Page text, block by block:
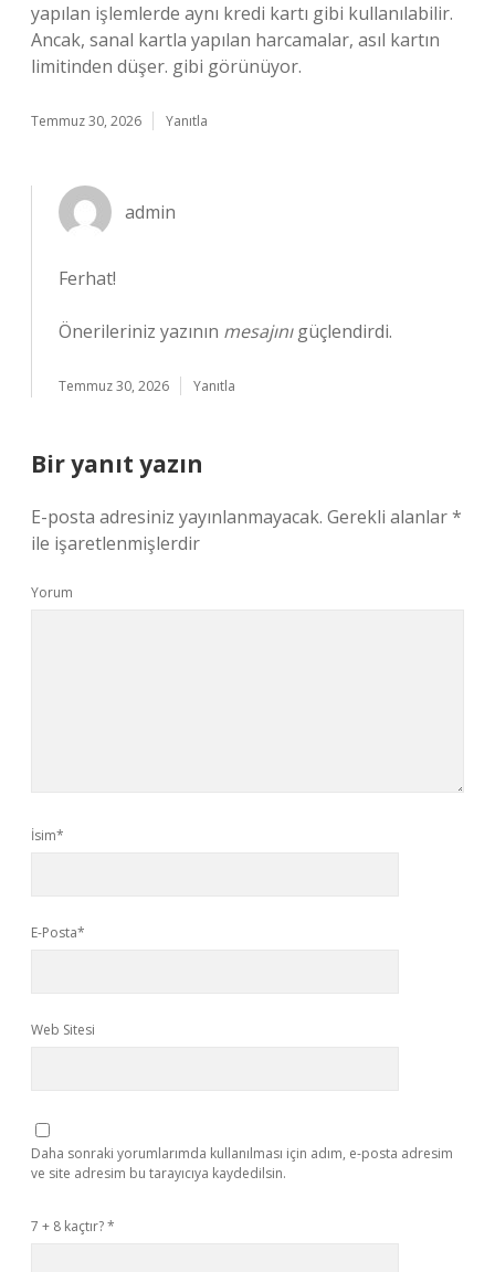
yapılan işlemlerde aynı kredi kartı gibi kullanılabilir.
Ancak, sanal kartla yapılan harcamalar, asıl kartın
limitinden düşer. gibi görünüyor.
Temmuz 30, 2026 Yanıtla
admin
Ferhat!
Önerileriniz yazının mesajınıgüçlendirdi.
Temmuz 30, 2026 Yanıtla
Bir yanıt yazın
E-posta adresiniz yayınlanmayacak. Gerekli alanlar*
ile işaretlenmişlerdir
Yorum
İsim*
E-Posta*
Web Sitesi
Daha sonraki yorumlarımda kullanılması için adım, e-posta adresim
ve site adresim bu tarayıcıya kaydedilsin.
7 + 8 kaçtır?*